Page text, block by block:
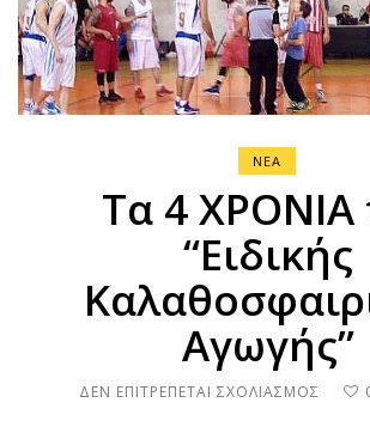
ΝΕΑ
Τα 4 ΧΡΟΝΙΑ
“Ειδικής
Αγωγής”
ΔΕΝ ΕΠΙΤΡΈΠΕΤΑΙ ΣΧΟΛΙΑΣΜΌΣ ΣΤΟ